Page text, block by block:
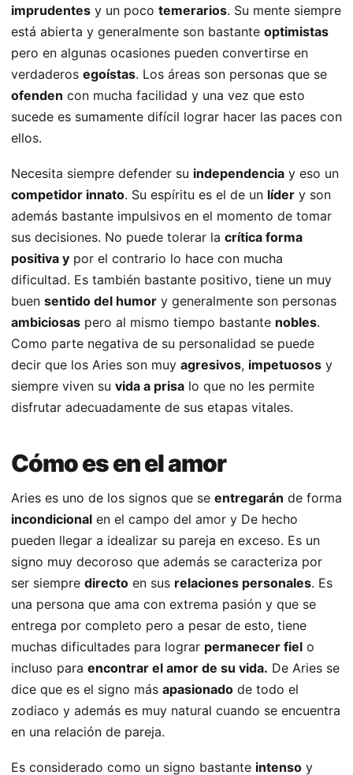
imprudentes y un poco temerarios. Su mente siempre
está abierta y generalmente son bastante optimistas
pero en algunas ocasiones pueden convertirse en
verdaderos egoístas. Los áreas son personas que se
ofenden con mucha facilidad y una vez que esto
sucede es sumamente difícil lograr hacer las paces con
ellos.
Necesita siempre defender su independencia y eso un
competidor innato. Su espíritu es el de un líder y son
además bastante impulsivos en el momento de tomar
sus decisiones. No puede tolerar la crítica forma
positiva y por el contrario lo hace con mucha
dificultad. Es también bastante positivo, tiene un muy
buen sentido del humor y generalmente son personas
ambiciosas pero al mismo tiempo bastante nobles.
Como parte negativa de su personalidad se puede
decir que los Aries son muy agresivos, impetuosos y
siempre viven su vida a prisa lo que no les permite
disfrutar adecuadamente de sus etapas vitales.
Cómo es en el amor
Aries es uno de los signos que se entregarán de forma
incondicional en el campo del amor y De hecho
pueden llegar a idealizar su pareja en exceso. Es un
signo muy decoroso que además se caracteriza por
ser siempre directo en sus relaciones personales. Es
una persona que ama con extrema pasión y que se
entrega por completo pero a pesar de esto, tiene
muchas dificultades para lograr permanecer fiel o
incluso para encontrar el amor de su vida. De Aries se
dice que es el signo más apasionado de todo el
zodiaco y además es muy natural cuando se encuentra
en una relación de pareja.
Es considerado como un signo bastante intenso y